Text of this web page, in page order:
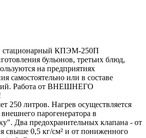
стационарный КПЭМ-250П
бульонов, третьих блюд,
на предприятиях
самостоятельно или в составе
Работа от ВНЕШНЕГО
250 литров. Нагрев осуществляется
парогенератора в
Два предохранительных клапана - от
свыше 0,5 кг/см² и от пониженного